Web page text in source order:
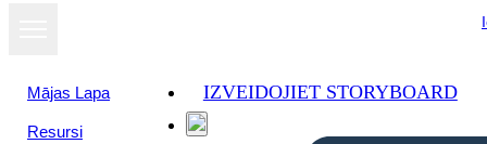
Mājas Lapa
Resursi
IZVEIDOJIET STORYBOARD